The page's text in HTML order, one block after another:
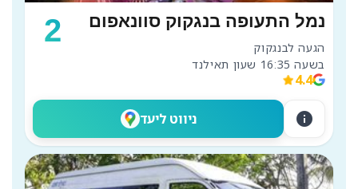
2 נמל התעופה בנגקוק סוונאפום
בשעה 16:35 שעון תאילנד
4.4
ניווט ליעד info